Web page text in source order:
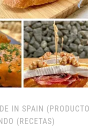
IN SPAIN (PRODUCTO
(RECETAS)